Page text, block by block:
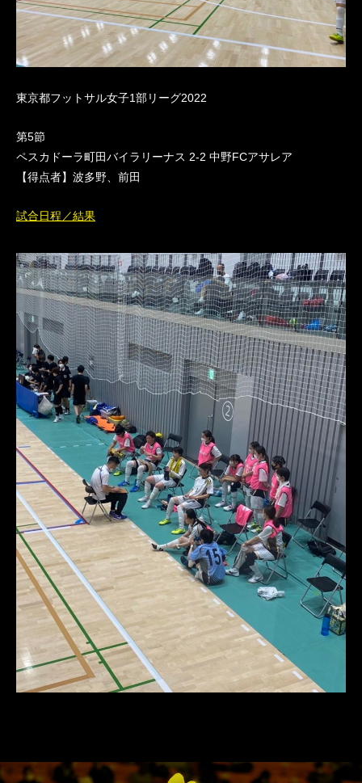
東京都フットサル女子1部リーグ2022
第5節
ペスカドーラ町田バイラリーナス 2-2 中野FCアサレア
【得点者】波多野、前田
試合日程／結果